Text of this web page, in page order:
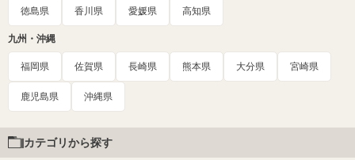
徳島県 香川県 愛媛県 高知県
九州・沖縄
福岡県 佐賀県 長崎県 熊本県 大分県 宮崎県
鹿児島県 沖縄県
カテゴリから探す